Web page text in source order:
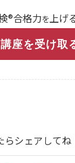
®合格力を上げ
座を受け取
らシェアしてね